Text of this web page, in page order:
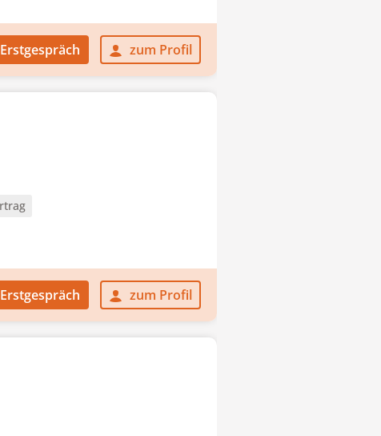
Erstgespräch zum Profil
Erstgespräch zum Profil